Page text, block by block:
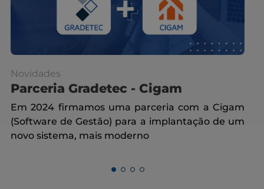
Novidades
Parceria Gradetec - Cigam
Em 2024 firmamos uma parceria com a Cigam
(Software de Gestão) para a implantação de um
novo sistema, mais moderno